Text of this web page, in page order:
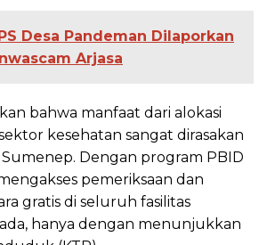
Desa Pandeman Dilaporkan
Arjasa
bahwa manfaat dari alokasi
kesehatan sangat dirasakan
Dengan program PBID
pemeriksaan dan
gratis di seluruh fasilitas
hanya dengan menunjukkan